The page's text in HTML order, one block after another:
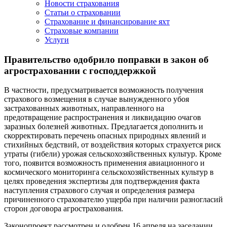
Новости страхования
Статьи о страховании
Страхование и финансирование яхт
Страховые компании
Услуги
Правительство одобрило поправки в закон об
агростраховании с господдержкой
В частности, предусматривается возможность получения
страхового возмещения в случае вынужденного убоя
застрахованных животных, направленного на
предотвращение распространения и ликвидацию очагов
заразных болезней животных. Предлагается дополнить и
скорректировать перечень опасных природных явлений и
стихийных бедствий, от воздействия которых страхуется риск
утраты (гибели) урожая сельскохозяйственных культур. Кроме
того, появится возможность применения авиационного и
космического мониторинга сельскохозяйственных культур в
целях проведения экспертизы для подтверждения факта
наступления страхового случая и определения размера
причиненного страхователю ущерба при наличии разногласий
сторон договора агрострахования.